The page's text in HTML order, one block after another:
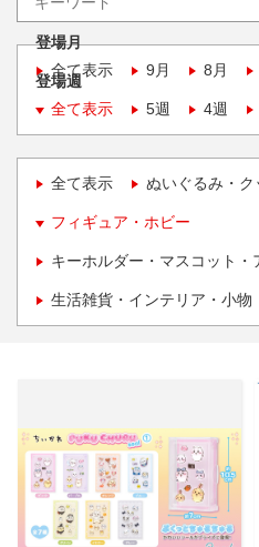
登場月
全て表示
9月 8月
登場週
全て表示
5週 4週
全て表示 ぬいぐるみ・ク
フィギュア・ホビー
キーホルダー・マスコット・
生活雑貨・インテリア・小物